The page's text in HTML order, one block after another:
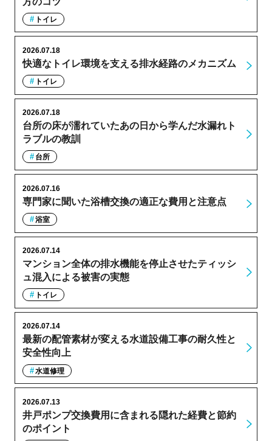
トイレ
快適なトイレ環境を支える排水経路のメカニズム
2026.07.18
トイレ
台所の床が濡れていたあの日から学んだ水漏れト
ラブルの教訓
2026.07.18
台所
専門家に聞いた浴槽交換の適正な費用と注意点
2026.07.16
浴室
マンション全体の排水機能を停止させたティッシ
ュ混入による被害の実態
2026.07.14
トイレ
最新の配管素材が変える水道設備工事の耐久性と
安全性向上
2026.07.14
水道修理
井戸ポンプ交換費用に含まれる隠れた経費と節約
のポイント
2026.07.13